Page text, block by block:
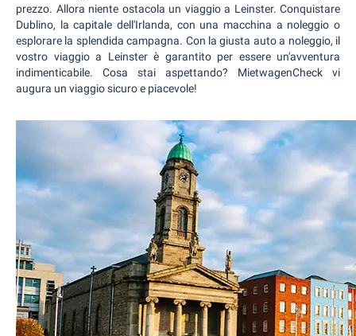
prezzo. Allora niente ostacola un viaggio a Leinster. Conquistare
Dublino, la capitale dell'Irlanda, con una macchina a noleggio o
esplorare la splendida campagna. Con la giusta auto a noleggio, il
vostro viaggio a Leinster è garantito per essere un'avventura
indimenticabile. Cosa stai aspettando? MietwagenCheck vi
augura un viaggio sicuro e piacevole!